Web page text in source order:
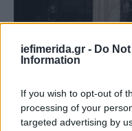
iefimerida.gr - Do
Information
If you wish to opt-out of
processing of your
targeted advertising by